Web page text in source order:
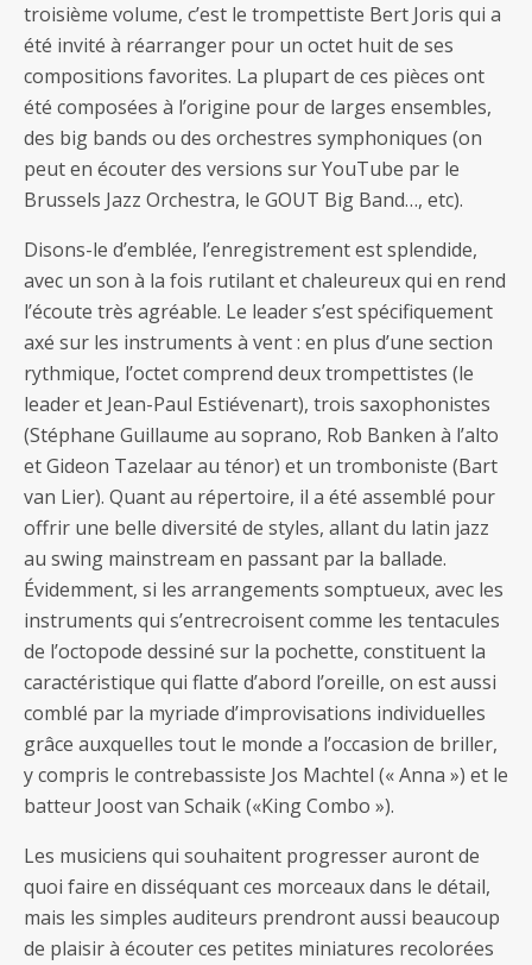
troisième volume, c’est le trompettiste Bert Joris qui a
été invité à réarranger pour un octet huit de ses
compositions favorites. La plupart de ces pièces ont
été composées à l’origine pour de larges ensembles,
des big bands ou des orchestres symphoniques (on
peut en écouter des versions sur YouTube par le
Brussels Jazz Orchestra, le GOUT Big Band…, etc).
Disons-le d’emblée, l’enregistrement est splendide,
avec un son à la fois rutilant et chaleureux qui en rend
l’écoute très agréable. Le leader s’est spécifiquement
axé sur les instruments à vent : en plus d’une section
rythmique, l’octet comprend deux trompettistes (le
leader et Jean-Paul Estiévenart), trois saxophonistes
(Stéphane Guillaume au soprano, Rob Banken à l’alto
et Gideon Tazelaar au ténor) et un tromboniste (Bart
van Lier). Quant au répertoire, il a été assemblé pour
offrir une belle diversité de styles, allant du latin jazz
au swing mainstream en passant par la ballade.
Évidemment, si les arrangements somptueux, avec les
instruments qui s’entrecroisent comme les tentacules
de l’octopode dessiné sur la pochette, constituent la
caractéristique qui flatte d’abord l’oreille, on est aussi
comblé par la myriade d’improvisations individuelles
grâce auxquelles tout le monde a l’occasion de briller,
y compris le contrebassiste Jos Machtel (« Anna ») et le
batteur Joost van Schaik («King Combo »).
Les musiciens qui souhaitent progresser auront de
quoi faire en disséquant ces morceaux dans le détail,
mais les simples auditeurs prendront aussi beaucoup
de plaisir à écouter ces petites miniatures recolorées